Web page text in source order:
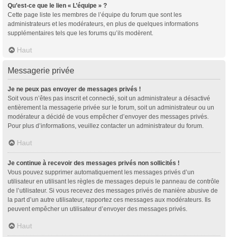
Qu’est-ce que le lien « L’équipe » ?
Cette page liste les membres de l’équipe du forum que sont les
administrateurs et les modérateurs, en plus de quelques informations
supplémentaires tels que les forums qu’ils modèrent.
Haut
Messagerie privée
Je ne peux pas envoyer de messages privés !
Soit vous n’êtes pas inscrit et connecté, soit un administrateur a désactivé
entièrement la messagerie privée sur le forum, soit un administrateur ou un
modérateur a décidé de vous empêcher d’envoyer des messages privés.
Pour plus d’informations, veuillez contacter un administrateur du forum.
Haut
Je continue à recevoir des messages privés non sollicités !
Vous pouvez supprimer automatiquement les messages privés d’un
utilisateur en utilisant les règles de messages depuis le panneau de contrôle
de l’utilisateur. Si vous recevez des messages privés de manière abusive de
la part d’un autre utilisateur, rapportez ces messages aux modérateurs. Ils
peuvent empêcher un utilisateur d’envoyer des messages privés.
Haut